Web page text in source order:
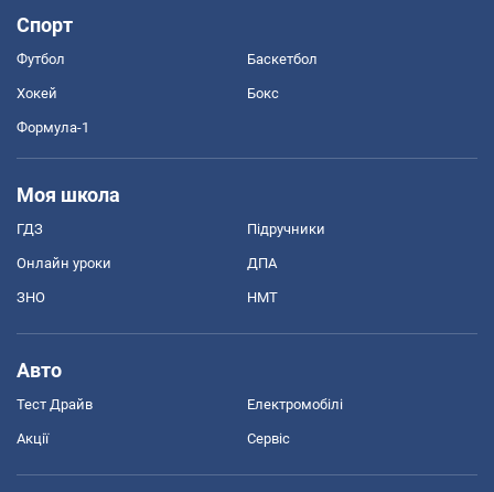
Спорт
Футбол Баскетбол
Хокей Бокс
Формула-1
Моя школа
ГДЗ Підручники
Онлайн уроки ДПА
ЗНО НМТ
Авто
Тест Драйв Електромобілі
Акції Сервіс